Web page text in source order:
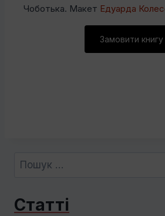
Чоботька. Макет Едуарда
Замовити книгу
Пошук:
Статті